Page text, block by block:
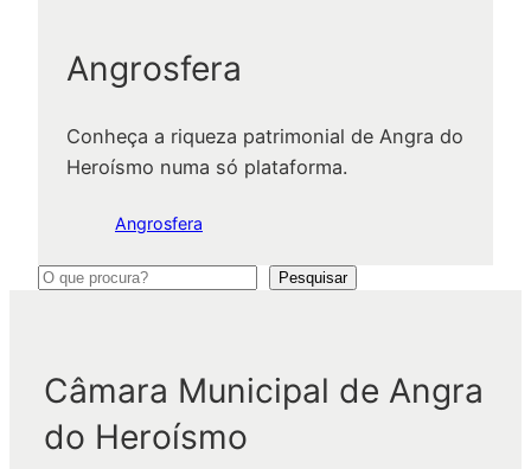
Angrosfera
Conheça a riqueza patrimonial de Angra do
Heroísmo numa só plataforma.
Angrosfera
P
u
Pesquisar
Câmara Municipal de Angra
do Heroísmo